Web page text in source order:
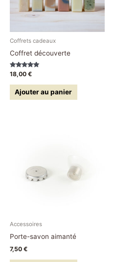
Coffrets cadeaux
Coffret découverte
Note
5.00
sur 5
18,00 €
Ajouter au panier
Accessoires
Porte-savon aimanté
7,50 €